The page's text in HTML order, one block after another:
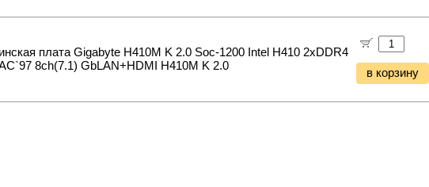
плата Gigabyte H410M K 2.0 Soc-1200 Intel H410 2xDDR4
8ch(7.1) GbLAN+HDMI H410M K 2.0
в корзину